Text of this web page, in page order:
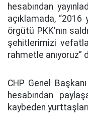
hesabından
açıklamada, “2016
örgütü PKK'nın
şehitlerimizi
rahmetle anıyoruz”
CHP Genel
hesabından
kaybeden